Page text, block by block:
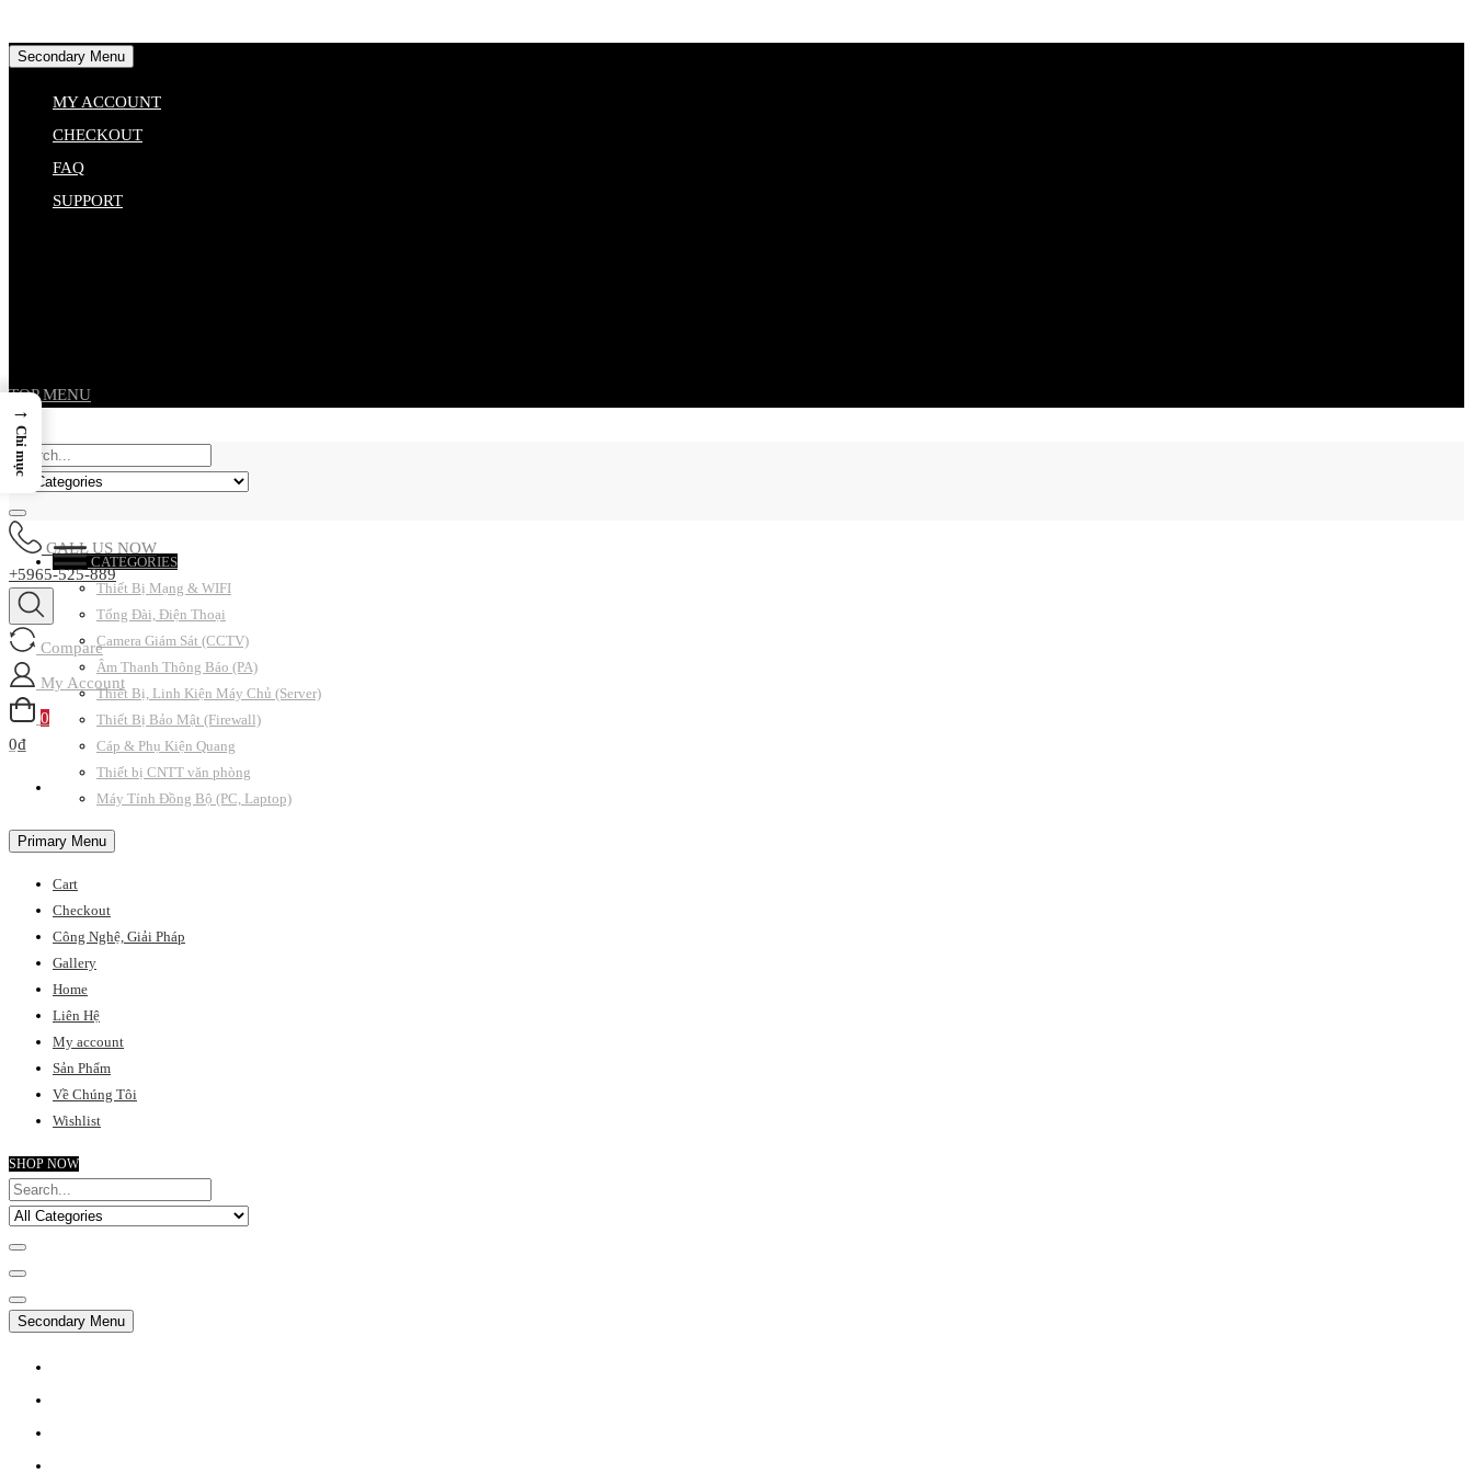
Skip
content
Secondary Menu
MY ACCOUNT
CHECKOUT
FAQ
SUPPORT
TOP MENU
CALL US NOW
+5965-525-889
Compare
My Account
0
0₫
CATEGORIES
Thiết Bị Mạng & WIFI
Tổng Đài, Điện Thoại
Camera Giám Sát (CCTV)
Âm Thanh Thông Báo (PA)
Thiết Bị, Linh Kiện Máy Chủ (Server)
Thiết Bị Bảo Mật (Firewall)
Cáp & Phụ Kiện Quang
Thiết bị CNTT văn phòng
Máy Tính Đồng Bộ (PC, Laptop)
Primary Menu
Cart
Checkout
Công Nghệ, Giải Pháp
Gallery
Home
Liên Hệ
My account
Sản Phẩm
Về Chúng Tôi
Wishlist
SHOP NOW
Secondary Menu
→
Chỉ mục